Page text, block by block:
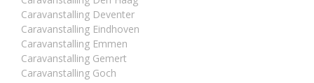
Caravanstalling Deventer
Caravanstalling Eindhoven
Caravanstalling Emmen
Caravanstalling Gemert
Caravanstalling Goch